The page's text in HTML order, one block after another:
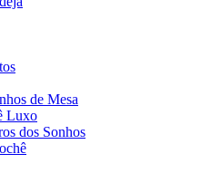
de Mesa
Luxo
dos Sonhos